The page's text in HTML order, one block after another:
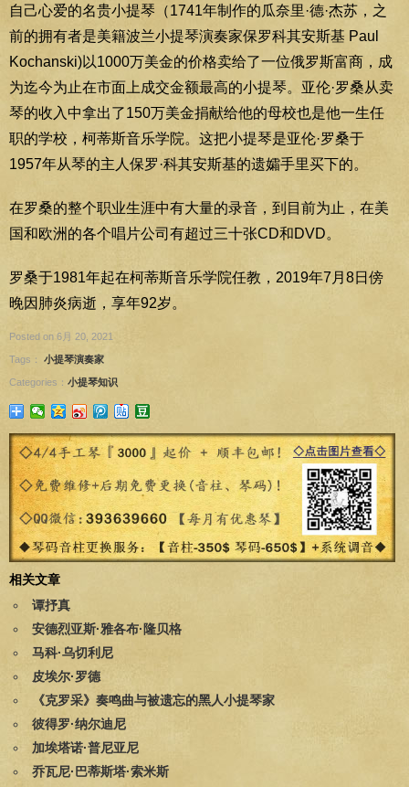
自己心爱的名贵小提琴（1741年制作的瓜奈里·德·杰苏，之
前的拥有者是美籍波兰小提琴演奏家保罗科其安斯基 Paul
Kochanski)以1000万美金的价格卖给了一位俄罗斯富商，成
为迄今为止在市面上成交金额最高的小提琴。亚伦·罗桑从卖
琴的收入中拿出了150万美金捐献给他的母校也是他一生任
职的学校，柯蒂斯音乐学院。这把小提琴是亚伦·罗桑于
1957年从琴的主人保罗·科其安斯基的遗孀手里买下的。
在罗桑的整个职业生涯中有大量的录音，到目前为止，在美
国和欧洲的各个唱片公司有超过三十张CD和DVD。
罗桑于1981年起在柯蒂斯音乐学院任教，2019年7月8日傍
晚因肺炎病逝，享年92岁。
Posted on 6月 20, 2021
Tags： 小提琴演奏家
Categories： 小提琴知识
相关文章
谭抒真
安德烈亚斯·雅各布·隆贝格
马科·乌切利尼
皮埃尔·罗德
《克罗采》奏鸣曲与被遗忘的黑人小提琴家
彼得罗·纳尔迪尼
加埃塔诺·普尼亚尼
乔瓦尼·巴蒂斯塔·索米斯